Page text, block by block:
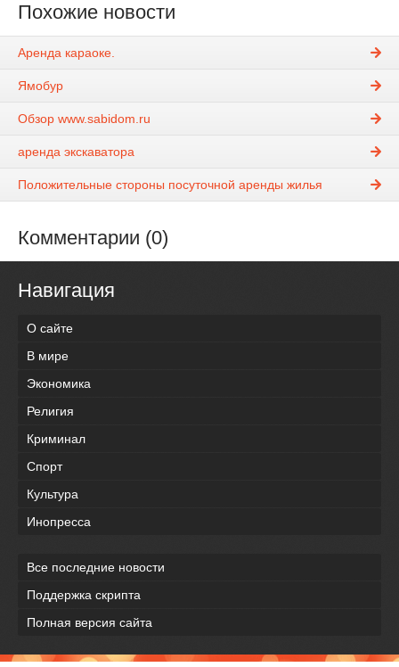
Похожие новости
Аренда караоке.
Ямобур
Обзор www.sabidom.ru
аренда экскаватора
Положительные стороны посуточной аренды жилья
Комментарии (0)
Навигация
О сайте
В мире
Экономика
Религия
Криминал
Спорт
Культура
Инопресса
Все последние новости
Поддержка скрипта
Полная версия сайта